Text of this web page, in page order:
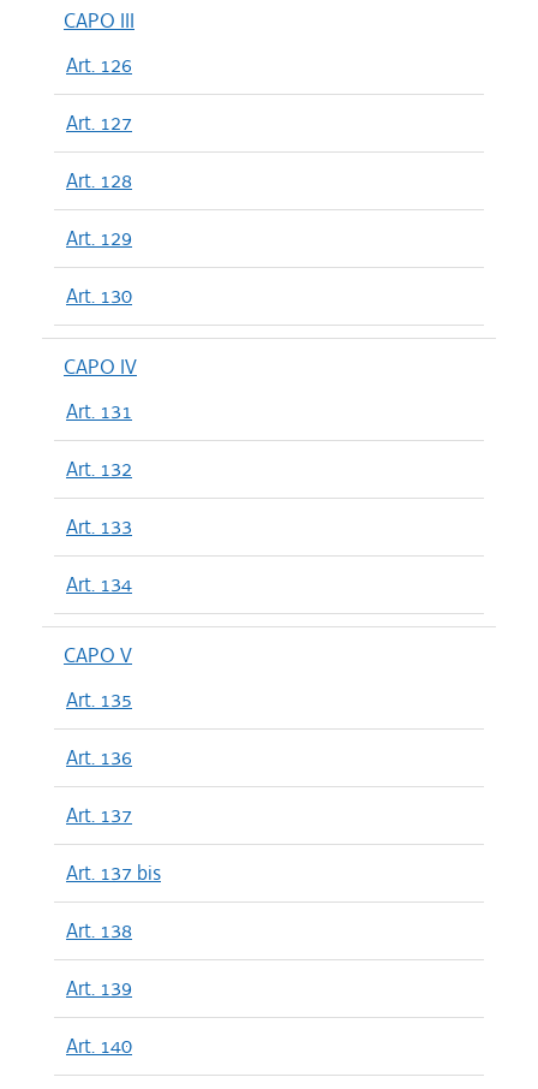
CAPO III
Art. 126
Art. 127
Art. 128
Art. 129
Art. 130
CAPO IV
Art. 131
Art. 132
Art. 133
Art. 134
CAPO V
Art. 135
Art. 136
Art. 137
Art. 137 bis
Art. 138
Art. 139
Art. 140